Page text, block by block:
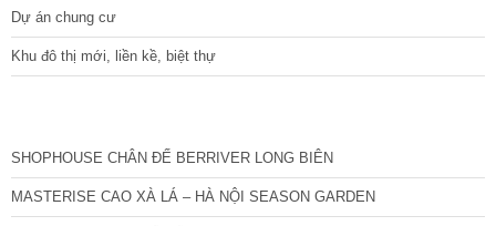
Dự án chung cư
Khu đô thị mới, liền kề, biệt thự
SHOPHOUSE CHÂN ĐẾ BERRIVER LONG BIÊN
MASTERISE CAO XÀ LÁ – HÀ NỘI SEASON GARDEN